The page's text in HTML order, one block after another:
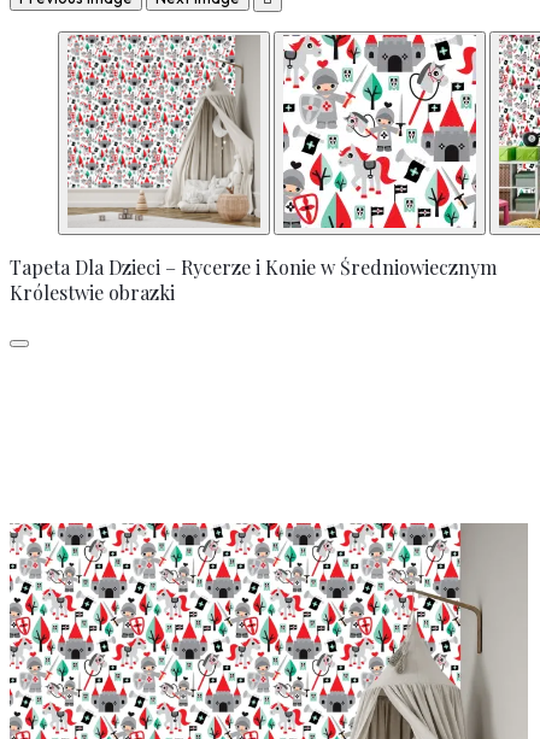
Tapeta Dla Dzieci – Rycerze i Konie w Średniowiecznym
Królestwie obrazki